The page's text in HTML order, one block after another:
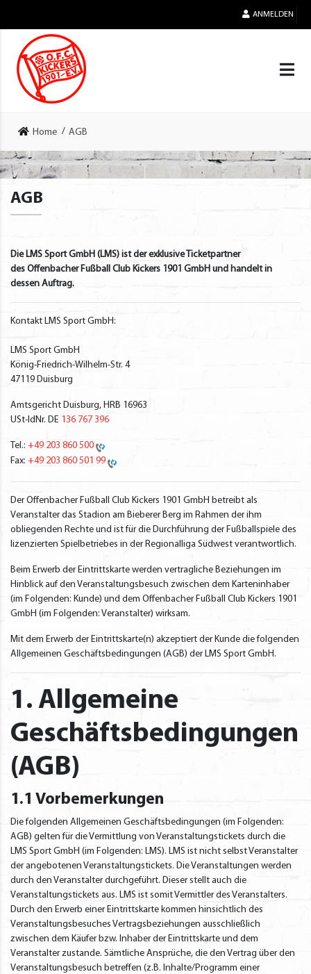
ANMELDEN
Home AGB
AGB
Die LMS Sport GmbH (LMS) ist der exklusive Ticketpartner
des Offenbacher Fußball Club Kickers 1901 GmbH und handelt in
dessen Auftrag.
Kontakt LMS Sport GmbH:
LMS Sport GmbH
König-Friedrich-Wilhelm-Str. 4
47119 Duisburg
Amtsgericht Duisburg, HRB 16963
USt-IdNr. DE 136 767 396
Tel.: +49 203 860 500
Fax: +49 203 860 501 99
Der Offenbacher Fußball Club Kickers 1901 GmbH betreibt als
Veranstalter das Stadion am Bieberer Berg im Rahmen der ihm
obliegenden Rechte und ist für die Durchführung der Fußballspiele des
lizenzierten Spielbetriebes in der Regionalliga Südwest verantwortlich.
Beim Erwerb der Eintrittskarte werden vertragliche Beziehungen im
Hinblick auf den Veranstaltungsbesuch zwischen dem Karteninhaber
(im Folgenden: Kunde) und dem Offenbacher Fußball Club Kickers 1901
GmbH (im Folgenden: Veranstalter) wirksam.
Mit dem Erwerb der Eintrittskarte(n) akzeptiert der Kunde die folgenden
Allgemeinen Geschäftsbedingungen (AGB) der LMS Sport GmbH.
1. Allgemeine
Geschäftsbedingungen
(AGB)
1.1 Vorbemerkungen
Die folgenden Allgemeinen Geschäftsbedingungen (im Folgenden:
AGB) gelten für die Vermittlung von Veranstaltungstickets durch die
LMS Sport GmbH (im Folgenden: LMS). LMS ist nicht selbst Veranstalter
der angebotenen Veranstaltungstickets. Die Veranstaltungen werden
durch den Veranstalter durchgeführt. Dieser stellt auch die
Veranstaltungstickets aus. LMS ist somit Vermittler des Veranstalters.
Durch den Erwerb einer Eintrittskarte kommen hinsichtlich des
Veranstaltungsbesuches Vertragsbeziehungen ausschließlich
zwischen dem Käufer bzw. Inhaber der Eintrittskarte und dem
Veranstalter zustande. Sämtliche Ansprüche, die den Vertrag über den
Veranstaltungsbesuch betreffen (z.B. Inhalte/Programm einer